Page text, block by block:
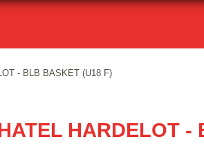
- BLB BASKET (U18 F)
HARDELOT -